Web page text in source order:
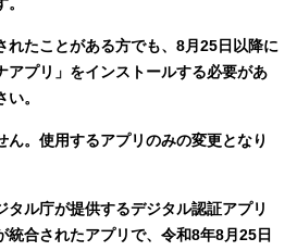
たことがある方でも、8月25日以降に
アプリ」をインストールする必要があ
。
。使用するアプリのみの変更となり
ル庁が提供するデジタル認証アプリ
統合されたアプリで、令和8年8月25日